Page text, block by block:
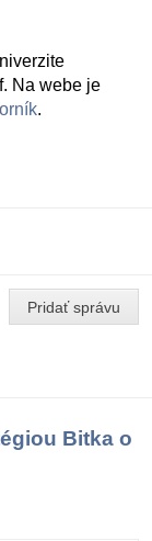
Na webe je
.
Pridať správu
Bitka o